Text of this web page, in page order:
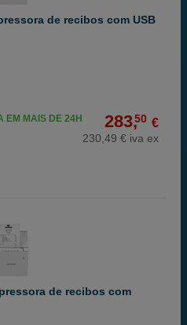
de recibos com USB
283,50 €
230,49 € iva ex
EM MAIS DE 24H
de recibos com